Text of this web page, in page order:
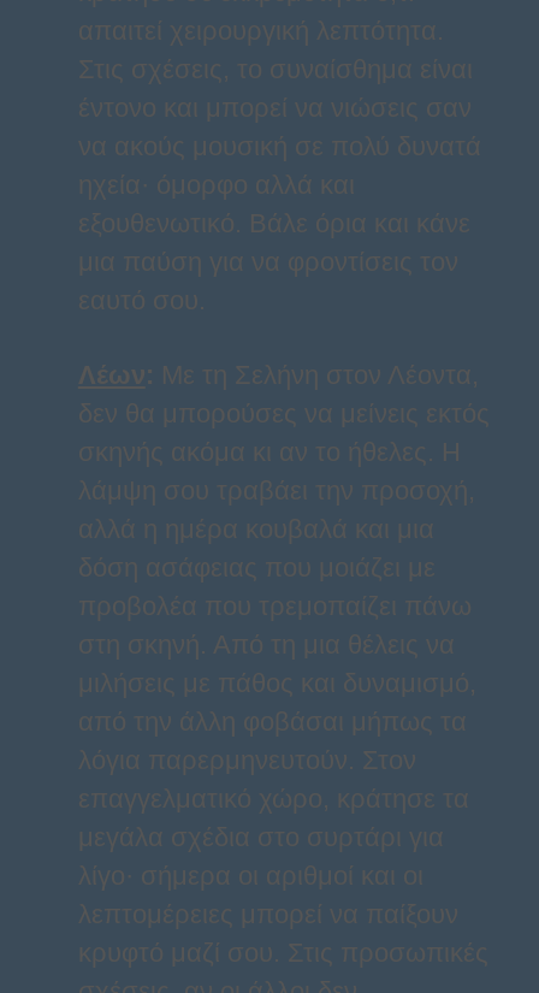
απαιτεί χειρουργική λεπτότητα.
Στις σχέσεις, το συναίσθημα είναι
έντονο και μπορεί να νιώσεις σαν
να ακούς μουσική σε πολύ δυνατά
ηχεία· όμορφο αλλά και
εξουθενωτικό. Βάλε όρια και κάνε
μια παύση για να φροντίσεις τον
εαυτό σου.
Λέων: Με τη Σελήνη στον Λέοντα,
δεν θα μπορούσες να μείνεις εκτός
σκηνής ακόμα κι αν το ήθελες. Η
λάμψη σου τραβάει την προσοχή,
αλλά η ημέρα κουβαλά και μια
δόση ασάφειας που μοιάζει με
προβολέα που τρεμοπαίζει πάνω
στη σκηνή. Από τη μια θέλεις να
μιλήσεις με πάθος και δυναμισμό,
από την άλλη φοβάσαι μήπως τα
λόγια παρερμηνευτούν. Στον
επαγγελματικό χώρο, κράτησε τα
μεγάλα σχέδια στο συρτάρι για
λίγο· σήμερα οι αριθμοί και οι
λεπτομέρειες μπορεί να παίξουν
κρυφτό μαζί σου. Στις προσωπικές